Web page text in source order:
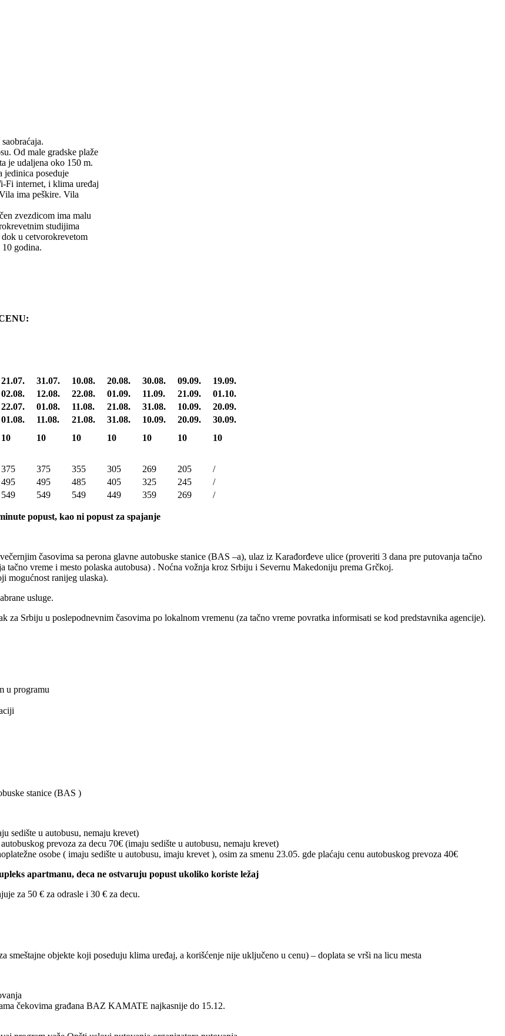
Od male gradske plaže
je udaljena oko 150 m.
jedinica poseduje
Fi internet, i klima uređaj
ima peškire. Vila
zvezdicom ima malu
studijima
dok u cetvorokrevetom
10 godina.
21.07. 31.07. 10.08. 20.08. 30.08. 09.09.
19.09.
02.08. 12.08. 22.08. 01.09. 11.09. 21.09.
01.10.
22.07. 01.08. 11.08. 21.08. 31.08. 10.09.
20.09.
01.08. 11.08. 21.08. 31.08. 10.09. 20.09.
30.09.
10 10 10 10 10 10
10
375 375 355 305 269 205
/
495 495 485 405 325 245
/
549 549 549 449 359 269 /
popust, kao ni popust za spajanje
časovima sa perona glavne autobuske stanice (BAS –a), ulaz iz Karađorđeve ulice (proveriti 3 dana pre putovanja tačno
vreme i mesto polaska autobusa) . Noćna vožnja kroz Srbiju i Severnu Makedoniju prema Grčkoj.
mogućnost ranijeg ulaska).
usluge.
za Srbiju u poslepodnevnim časovima po lokalnom vremenu (za tačno vreme povratka informisati se kod predstavnika agencije).
u programu
stanice (BAS )
sedište u autobusu, nemaju krevet)
prevoza za decu 70€ (imaju sedište u autobusu, nemaju krevet)
osobe ( imaju sedište u autobusu, imaju krevet ), osim za smenu 23.05. gde plaćaju cenu autobuskog prevoza 40€
apartmanu, deca ne ostvaruju popust ukoliko koriste ležaj
za 50 € za odrasle i 30 € za decu.
smeštajne objekte koji poseduju klima uređaj, a korišćenje nije uključeno u cenu) – doplata se vrši na licu mesta
čekovima građana BAZ KAMATE najkasnije do 15.12.